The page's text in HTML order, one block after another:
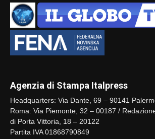
Agenzia di Stampa Italpress
Headquarters: Via Dante, 69 – 90141
Roma: Via Piemonte, 32 – 00187 /
di Porta Vittoria, 18 – 20122
Partita IVA 01868790849